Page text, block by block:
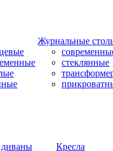
Журнальные
стеклянные
Кресла